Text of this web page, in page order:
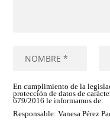
En cumplimiento de la
protección de datos de
679/2016 le informamos de:
Responsable: Vanesa Pérez